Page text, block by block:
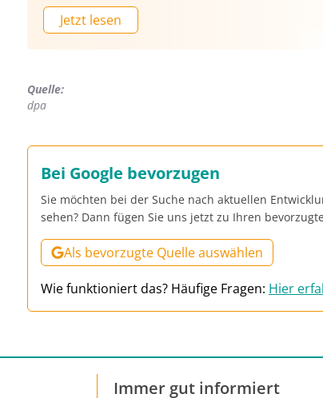
Jetzt lesen
Quelle:
dpa
Bei Google bevorzugen
Sie möchten bei der Suche nach aktuellen
sehen? Dann fügen Sie uns jetzt zu Ihren
Als bevorzugte Quelle auswählen
Wie funktioniert das? Häufige Fragen: Hier
Immer gut informiert